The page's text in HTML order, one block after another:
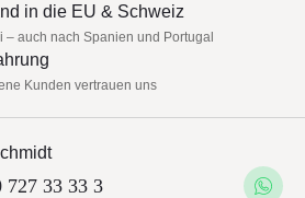
in die EU & Schweiz
– auch nach Spanien und Portugal
Kunden vertrauen uns
727 33 33 3